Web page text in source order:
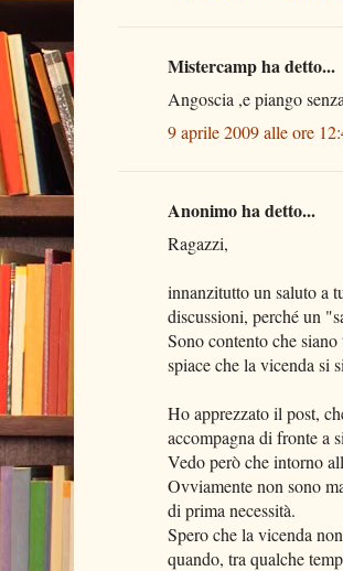
Mistercamp ha detto...
Angoscia ,e piango
9 aprile 2009 alle ore
Anonimo ha detto...
Ragazzi,
innanzitutto un saluto a
discussioni, perché un
Sono contento che
spiace che la vicenda si
Ho apprezzato il post,
accompagna di fronte a
Vedo però che intorno
Ovviamente non sono
di prima necessità.
Spero che la vicenda
quando, tra qualche